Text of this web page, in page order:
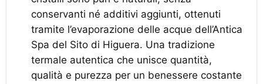
conservanti né additivi aggiunti, ottenuti
tramite l’evaporazione delle acque dell’Antica
Spa del Sito di Higuera. Una tradizione
termale autentica che unisce quantità,
qualità e purezza per un benessere costante